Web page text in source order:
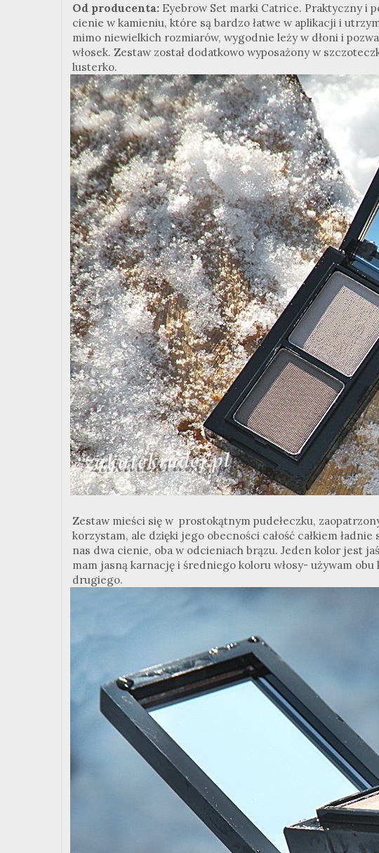
Od producenta: Eyebrow Set marki Catrice. Praktyczny i
cienie w kamieniu, które są bardzo łatwe w aplikacji i
mimo niewielkich rozmiarów, wygodnie leży w dłoni i
włosek. Zestaw został dodatkowo wyposażony w
lusterko.
Zestaw mieści się w prostokątnym pudełeczku,
korzystam, ale dzięki jego obecności całość całkiem
nas dwa cienie, oba w odcieniach brązu. Jeden kolor jest
mam jasną karnację i średniego koloru włosy- używam
drugiego.